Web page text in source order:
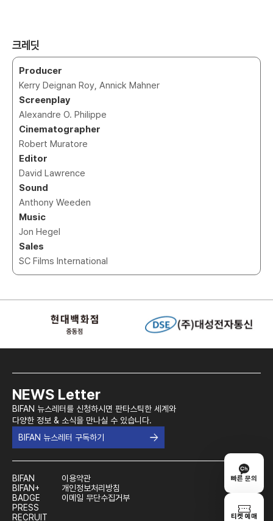
빠른 문의
티켓 예매
크레딧
Producer
Kerry Deignan Roy, Annick Mahner
Screenplay
Alexandre O. Philippe
Cinematographer
Robert Muratore
Editor
David Lawrence
Sound
Anthony Weeden
Music
Jon Hegel
Sales
SC Films International
NEWS Letter
BIFAN 뉴스레터를 신청하시면 판타스틱한 세계와
다양한 정보 & 소식을 만나실 수 있습니다.
BIFAN 뉴스레터 구독하기
BIFAN
BIFAN+
BADGE
PRESS
RECRUIT
이용약관
개인정보처리방침
이메일 무단수집거부